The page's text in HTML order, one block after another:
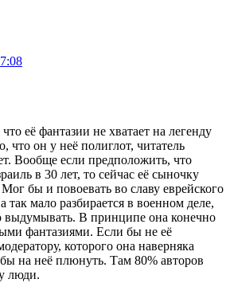
её фантазии не хватает на легенду
что он у неё полиглот, читатель
Вообще если предположить, что
в 30 лет, то сейчас её сыночку
бы и повоевать во славу еврейского
мало разбирается в военном деле,
выдумывать. В принципе она конечно
фантазиями. Если бы не её
которого она наверняка
на неё плюнуть. Там 80% авторов
люди.